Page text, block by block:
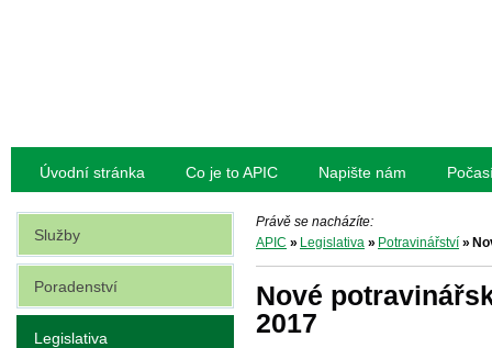
Úvodní stránka Co je to APIC Napište nám
Právě se nacházíte:
APIC » Legislativa » Potravinářství »
Nové
2017
Služby
Poradenství
Legislativa